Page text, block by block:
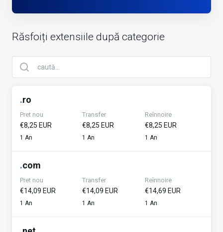
Răsfoiți extensiile după categorie
.ro
Pret nou
€8,25 EUR
1 An
Transfer
€8,25 EUR
1 An
Reînnoire
€8,25 EUR
1 An
.com
Pret nou
€14,09 EUR
1 An
Transfer
€14,09 EUR
1 An
Reînnoire
€14,69 EUR
1 An